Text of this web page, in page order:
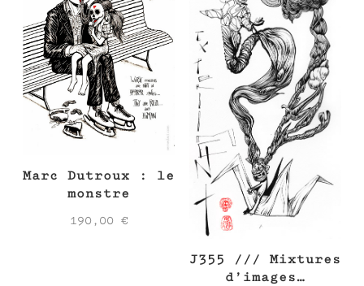
Marc Dutroux : le
monstre
190,00 €
J355 /// Mixtures
d’images…